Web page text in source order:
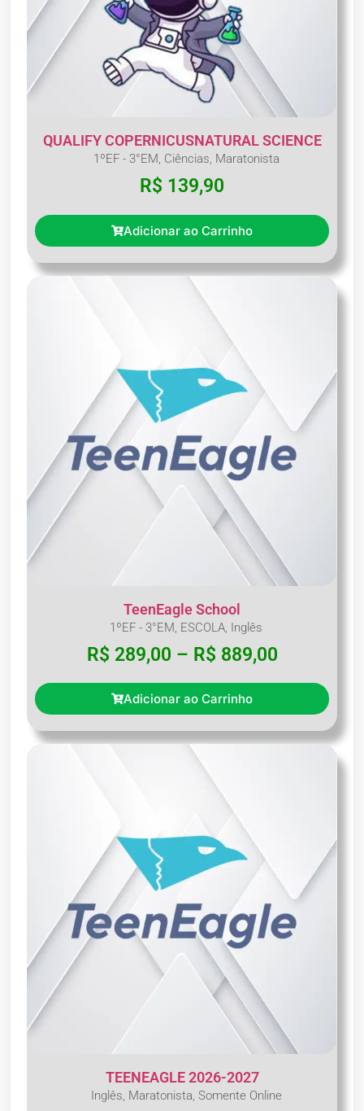
QUALIFY COPERNICUSNATURAL SCIENCE
1ºEF - 3°EM, Ciências, Maratonista
R$ 139,90
Adicionar ao Carrinho
TeenEagle School
1ºEF - 3°EM, ESCOLA, Inglês
R$ 289,00 – R$ 889,00
Adicionar ao Carrinho
TEENEAGLE 2026-2027
Inglês, Maratonista, Somente Online